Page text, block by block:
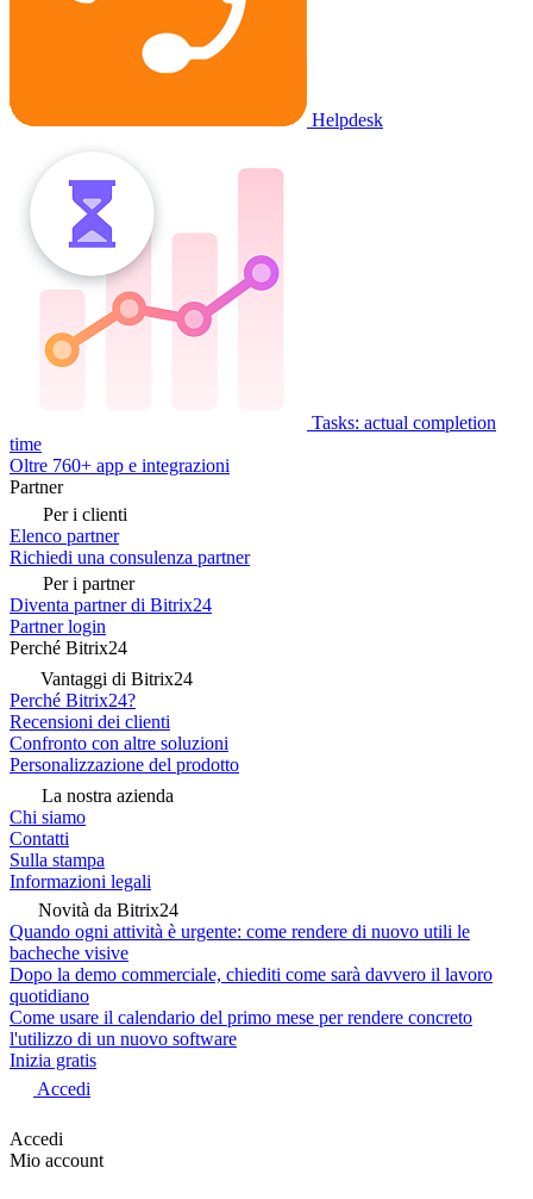
Helpdesk
Tasks: actual completion
time
Oltre 760+ app e integrazioni
Partner
Per i clienti
Elenco partner
Richiedi una consulenza partner
Per i partner
Diventa partner di Bitrix24
Partner login
Perché Bitrix24
Vantaggi di Bitrix24
Perché Bitrix24?
Recensioni dei clienti
Confronto con altre soluzioni
Personalizzazione del prodotto
La nostra azienda
Chi siamo
Contatti
Sulla stampa
Informazioni legali
Novità da Bitrix24
Quando ogni attività è urgente: come rendere di nuovo utili le
bacheche visive
Dopo la demo commerciale, chiediti come sarà davvero il lavoro
quotidiano
Come usare il calendario del primo mese per rendere concreto
l'utilizzo di un nuovo software
Inizia gratis
Accedi
Accedi
Mio account